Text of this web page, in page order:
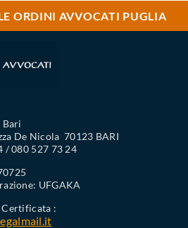
ORDINI AVVOCATI PUGLIA
De Nicola 70123 BARI
/ 080 527 73 24
UFGAKA
Certificata :